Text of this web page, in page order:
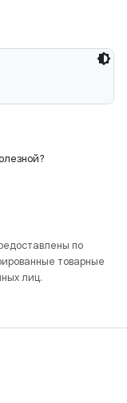
по
товарные
лиц.